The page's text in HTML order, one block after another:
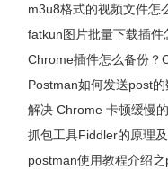
m3u8格式的视频文件怎
fatkun图片批量下载插件
Chrome插件怎么备份？
Postman如何发送post的
解决 Chrome 卡顿缓慢
抓包工具Fiddler的原理
postman使用教程介绍